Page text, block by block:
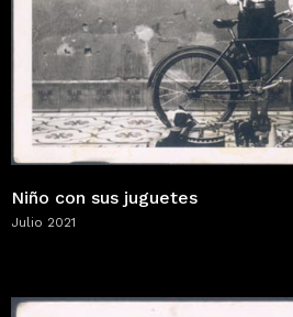
Niño con sus juguetes
Julio 2021